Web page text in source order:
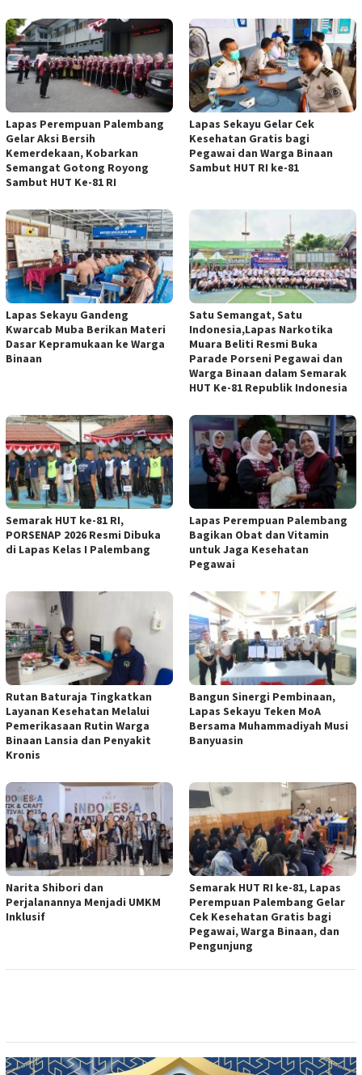
Lapas Perempuan Palembang
Gelar Aksi Bersih
Kemerdekaan, Kobarkan
Semangat Gotong Royong
Sambut HUT Ke-81 RI
Lapas Sekayu Gelar Cek
Kesehatan Gratis bagi
Pegawai dan Warga Binaan
Sambut HUT RI ke-81
Lapas Sekayu Gandeng
Kwarcab Muba Berikan Materi
Dasar Kepramukaan ke Warga
Binaan
Satu Semangat, Satu
Indonesia,Lapas Narkotika
Muara Beliti Resmi Buka
Parade Porseni Pegawai dan
Warga Binaan dalam Semarak
HUT Ke-81 Republik Indonesia
Semarak HUT ke-81 RI,
PORSENAP 2026 Resmi Dibuka
di Lapas Kelas I Palembang
Lapas Perempuan Palembang
Bagikan Obat dan Vitamin
untuk Jaga Kesehatan
Pegawai
Rutan Baturaja Tingkatkan
Layanan Kesehatan Melalui
Pemerikasaan Rutin Warga
Binaan Lansia dan Penyakit
Kronis
Bangun Sinergi Pembinaan,
Lapas Sekayu Teken MoA
Bersama Muhammadiyah Musi
Banyuasin
Narita Shibori dan
Perjalanannya Menjadi UMKM
Inklusif
Semarak HUT RI ke-81, Lapas
Perempuan Palembang Gelar
Cek Kesehatan Gratis bagi
Pegawai, Warga Binaan, dan
Pengunjung